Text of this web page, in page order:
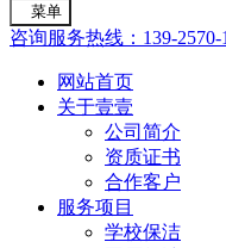
菜单
咨询服务热线：139-2570-
网站首页
关于壹壹
公司简介
资质证书
合作客户
服务项目
学校保洁